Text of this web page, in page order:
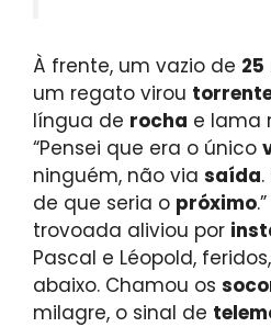
À frente, um vazio de 25
um regato virou
língua de rocha e lama
“Pensei que era o único
ninguém, não via saída
de que seria o próximo
trovoada aliviou por
Pascal e Léopold,
abaixo. Chamou os
milagre, o sinal de